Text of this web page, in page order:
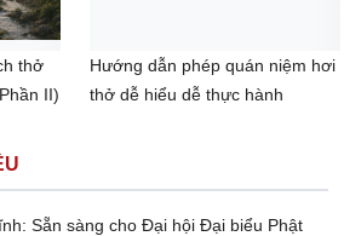
thở
II)
Hướng dẫn phép quán niệm hơi
thở dễ hiểu dễ thực hành
Sẵn sàng cho Đại hội Đại biểu Phật